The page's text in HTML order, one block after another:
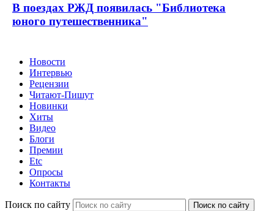
В поездах РЖД появилась "Библиотека
юного путешественника"
Новости
Интервью
Рецензии
Читают-Пишут
Новинки
Хиты
Видео
Блоги
Премии
Etc
Опросы
Контакты
Поиск по сайту